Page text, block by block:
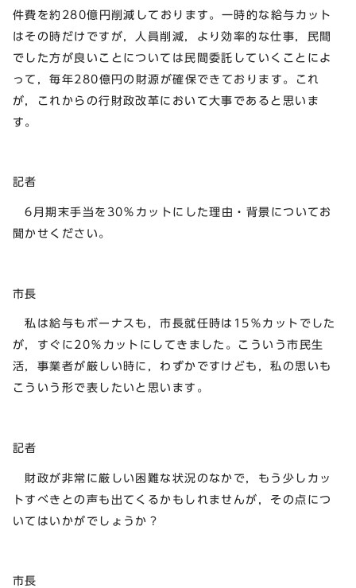
件費を約280億円削減しております。一時的な給与カット
はその時だけですが，人員削減，より効率的な仕事，民間
でした方が良いことについては民間委託していくことによ
って，毎年280億円の財源が確保できております。これ
が，これからの行財政改革において大事であると思いま
す。
記者
6月期末手当を30％カットにした理由・背景についてお
聞かせください。
市長
私は給与もボーナスも，市長就任時は15％カットでした
が，すぐに20％カットにしてきました。こういう市民生
活，事業者が厳しい時に，わずかですけども，私の思いも
こういう形で表したいと思います。
記者
財政が非常に厳しい困難な状況のなかで，もう少しカッ
トすべきとの声も出てくるかもしれませんが，その点につ
いてはいかがでしょうか？
市長